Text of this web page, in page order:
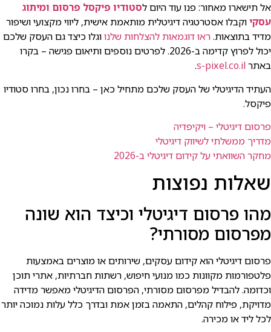
אל תישארו מאחור: פנו עוד היום לסטודיו פיקסל פרסום ומיתוג
עסקיוקבלו אסטרטגיה דיגיטלית מותאמת אישית, ליווי מקצועי ושיפור
מדיד בתוצאות.ראו דוגמאות להצלחות שלנווגלו כיצד גם העסק שלכם
יכול לפרוץ קדימה ב-2026. לפרטים נוספים ותיאום פגישה – בקרו
באתרs-pixel.co.il
.
העתיד הדיגיטלי של העסק שלכם מתחיל כאן – בחרו נכון, בחרו סטודיו
פיקסל.
פרסום דיגיטלי – ויקיפדיה
מדריך ממשלתי לשיווק דיגיטלי
מחקר השוואתי על קידום דיגיטלי ב-2026
שאלות נפוצות
מהו פרסום דיגיטלי וכיצד הוא שונה
מפרסום מסורתי?
פרסום דיגיטלי הוא קידום עסקים, שירותים או מוצרים באמצעות
פלטפורמות מקוונות כמו מנועי חיפוש, רשתות חברתיות, אתרי תוכן
וכדומה. להבדיל מפרסום מסורתי, הפרסום הדיגיטלי מאפשר מדידה
מדויקת, פילוח קהלים, התאמה בזמן אמת ובדרך כלל עלות נמוכה יותר
לכל ליד או מכירה.